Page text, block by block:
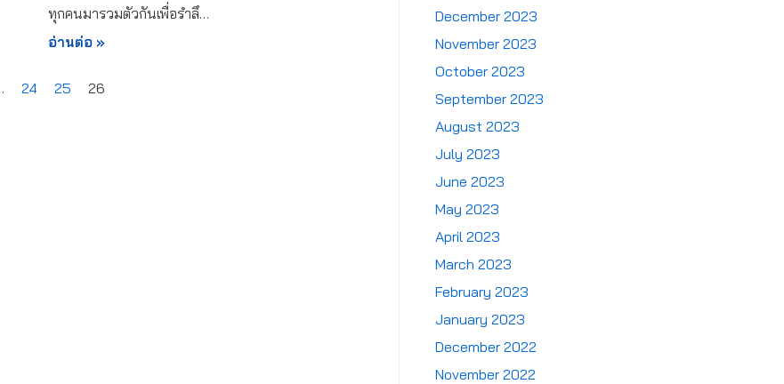
ทุกคนมารวมตัวกันเพื่อรำลึ…
อ่านต่อ »
24 25 26
December 2023
November 2023
October 2023
September 2023
August 2023
July 2023
June 2023
May 2023
April 2023
March 2023
February 2023
January 2023
December 2022
November 2022